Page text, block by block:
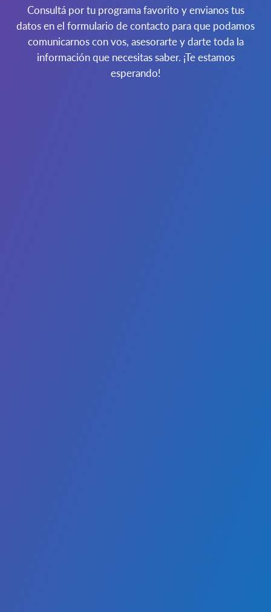
Consultá por tu programa favorito y envianos tus
datos en el formulario de contacto para que podamos
comunicarnos con vos, asesorarte y darte toda la
información que necesitas saber. ¡Te estamos
esperando!